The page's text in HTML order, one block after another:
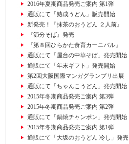
2016年夏期商品発売ご案内 第1弾
通販にて「熟成うどん」販売開始
新発売！『抹茶のおうどん ２人前』
『節分そば』発売
『第８回ひらかた食育カーニバル』
通販にて「屋台の中華そば」発売開始
通販にて「年末ギフト」発売開始
第2回大阪国際マンガグランプリ出展
通販にて「ちゃんこうどん」発売開始
2015年冬期商品発売ご案内 第3弾
2015年冬期商品発売ご案内 第2弾
通販にて「鍋焼チャンポン」発売開始
2015年冬期商品発売ご案内 第1弾
通販にて「大坂のおうどん 冷し」発売